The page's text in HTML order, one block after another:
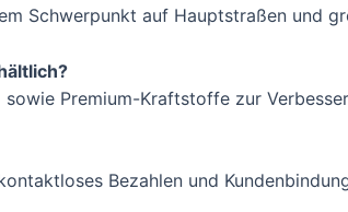
Schwerpunkt auf Hauptstraßen und
Premium-Kraftstoffe zur
Bezahlen und